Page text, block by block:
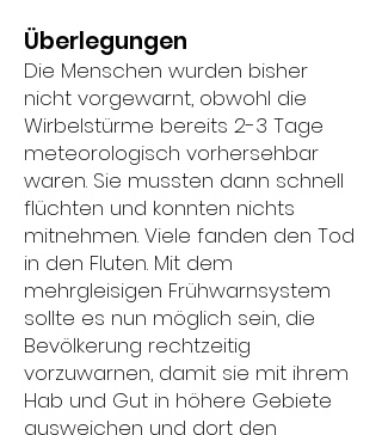
Überlegungen
Die Menschen wurden bisher
nicht vorgewarnt, obwohl die
Wirbelstürme bereits 2-3 Tage
meteorologisch vorhersehbar
waren. Sie mussten dann schnell
flüchten und konnten nichts
mitnehmen. Viele fanden den Tod
in den Fluten. Mit dem
mehrgleisigen Frühwarnsystem
sollte es nun möglich sein, die
Bevölkerung rechtzeitig
vorzuwarnen, damit sie mit ihrem
Hab und Gut in höhere Gebiete
ausweichen und dort den